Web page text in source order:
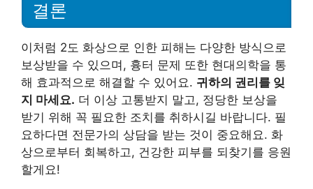
결론
이처럼 2도 화상으로 인한 피해는 다양한 방식으로
보상받을 수 있으며, 흉터 문제 또한 현대의학을 통
해 효과적으로 해결할 수 있어요. 귀하의 권리를 잊
지 마세요. 더 이상 고통받지 말고, 정당한 보상을
받기 위해 꼭 필요한 조치를 취하시길 바랍니다. 필
요하다면 전문가의 상담을 받는 것이 중요해요. 화
상으로부터 회복하고, 건강한 피부를 되찾기를 응원
할게요!